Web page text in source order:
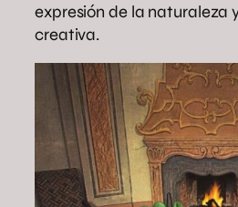
expresión de la naturaleza
creativa.